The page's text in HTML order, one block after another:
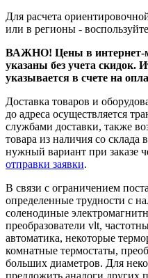
Для расчета
или в регионы -
ВАЖНО! Цены в интернет-
указаны без учета скидок.
указывается в счете на
Доставка товаров и
до адреса осуществляется
службами доставки, также
товара из наличия со склада
нужный вариант при заказе
отправки заявки.
В связи с ограничением
определенные трудности с
соленодиные
преобразователи vlt,
автоматика, некоторые
комнатные термостаты,
больших диаметров. Для